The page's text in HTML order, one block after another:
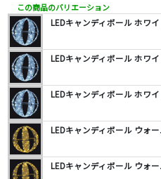
この商品のバリエーション
LEDキャンディボール ホワ
LEDキャンディボール ホワ
LEDキャンディボール ホワ
LEDキャンディボール ウォ
LEDキャンディボール ウォー